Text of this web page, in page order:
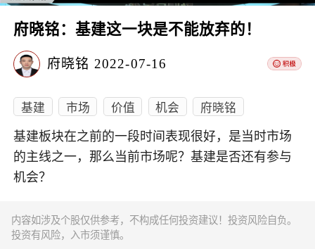
府晓铭：基建这一块是不能放弃的！
府晓铭 2022-07-16
基建 市场 价值 机会 府晓铭
基建板块在之前的一段时间表现很好，是当时市场
的主线之一，那么当前市场呢？基建是否还有参与
机会？
内容如涉及个股仅供参考，不构成任何投资建议！投资风险自负。
投资有风险，入市须谨慎。